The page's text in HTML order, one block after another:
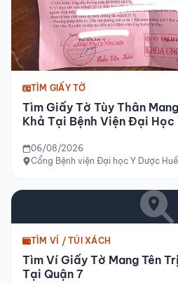
TÌM GIẤY TỜ
Tìm Giấy Tờ Tùy Thân
Khả Tại Bệnh Viện Đại Học
06/08/2026
Cổng Bệnh viện Đại học Y Dược Huế
TÌM VÍ / TÚI XÁCH
Tìm Ví Giấy Tờ Mang Tên
Tại Quận 7